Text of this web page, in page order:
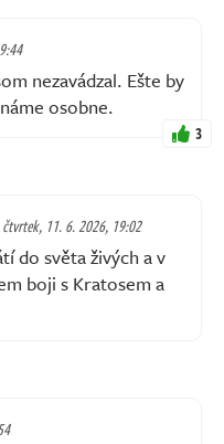
nezavádzal. Ešte by
osobne.
3
čtvrtek, 11. 6. 2026, 19:02
do světa živých a v
boji s Kratosem a